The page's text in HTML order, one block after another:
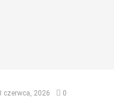
czerwca, 2026 0